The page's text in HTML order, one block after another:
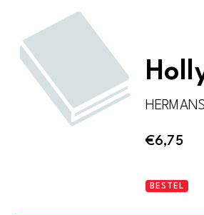
€6,75
Hollywood
BESTEL